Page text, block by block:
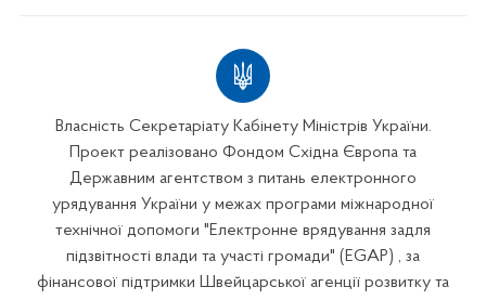
Власність Секретаріату Кабінету Міністрів України.
Проект реалізовано Фондом Східна Європа та
Державним агентством з питань електронного
урядування України у межах програми міжнародної
технічної допомоги "Електронне врядування задля
підзвітності влади та участі громади" (EGAP) , за
фінансової підтримки Швейцарської агенції розвитку та